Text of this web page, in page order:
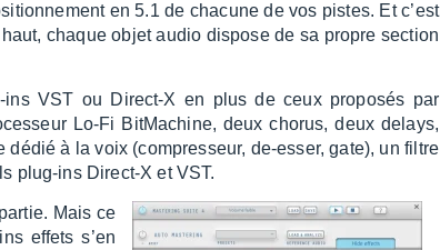
en 5.1 de chacune de vos pistes. Et c’est
chaque objet audio dispose de sa propre section
VST ou Direct-X en plus de ceux propo­sés par
Lo-Fi BitMa­chine, deux chorus, deux delays,
à la voix (compres­seur, de-esser, gate), un filtre
plug-ins Direct-X et VST.
Mais ce
effets s’en